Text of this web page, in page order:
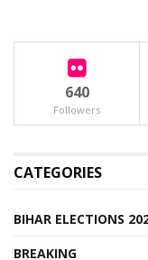
640
Followers
CATEGORIES
BIHAR ELECTIONS
BREAKING